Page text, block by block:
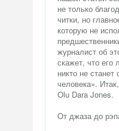
не только
читки, но
которую не
журналист об
скажет, что
никто не станет
человека».
Olu Dara Jones.
От джаза до